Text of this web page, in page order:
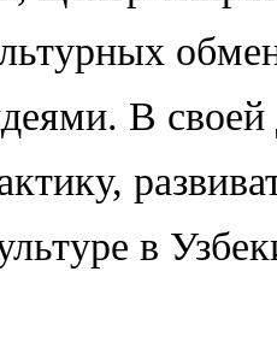
В своей
в